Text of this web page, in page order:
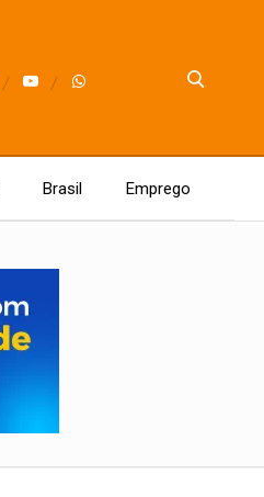
Brasil Emprego